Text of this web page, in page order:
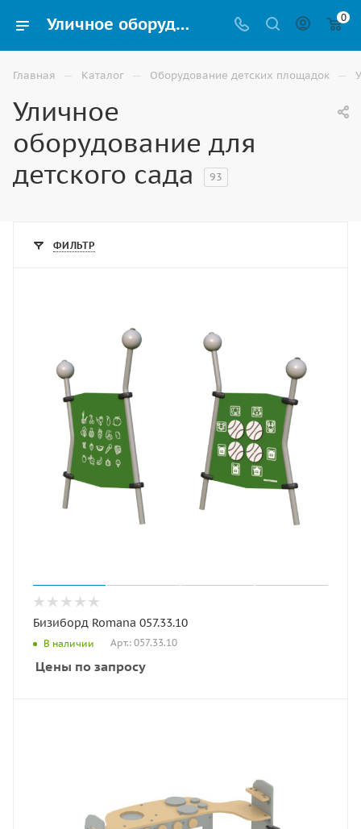
Уличное оборудование для детского сада купить в Волгограде 0
Главная — Каталог — Оборудование детских площадок —
Уличное
оборудование для
детского сада
93
ФИЛЬТР
Бизиборд Romana 057.33.10
В наличии Арт.: 057.33.10
Цены по запросу